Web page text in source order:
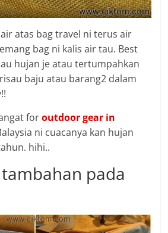
atas bag travel ni terus air
bag ni kalis air tau. Best
hujan je atau tertumpahkan
baju atau barang2 dalam
foroutdoor gear in
ni cuacanya kan hujan
hihi..
pada